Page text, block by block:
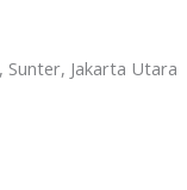
Sunter, Jakarta Utara